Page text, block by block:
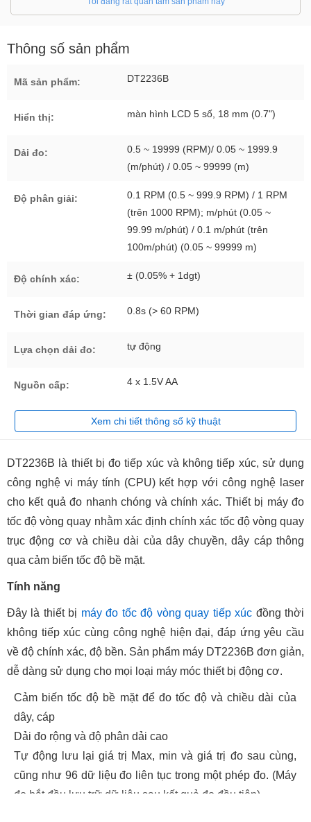
Thông số sản phẩm
Mã sản phẩm: DT2236B
Hiển thị: màn hình LCD 5 số, 18 mm (0.7")
Dải đo:
0.5 ~ 19999 (RPM)/ 0.05 ~ 1999.9
(m/phút) / 0.05 ~ 99999 (m)
Độ phân giải:
0.1 RPM (0.5 ~ 999.9 RPM) / 1 RPM
(trên 1000 RPM); m/phút (0.05 ~
99.99 m/phút) / 0.1 m/phút (trên
100m/phút) (0.05 ~ 99999 m)
Độ chính xác: ± (0.05% + 1dgt)
Thời gian đáp ứng: 0.8s (> 60 RPM)
Lựa chọn dải đo: tự động
Nguồn cấp: 4 x 1.5V AA
Xem chi tiết thông số kỹ thuật
DT2236B là thiết bị đo tiếp xúc và không tiếp xúc, sử dụng
công nghệ vi máy tính (CPU) kết hợp với công nghệ laser
cho kết quả đo nhanh chóng và chính xác. Thiết bị máy đo
tốc độ vòng quay nhằm xác định chính xác tốc độ vòng quay
trục động cơ và chiều dài của dây chuyền, dây cáp thông
qua cảm biến tốc độ bề mặt.
Tính năng
Đây là thiết bị máy đo tốc độ vòng quay tiếp xúc đồng thời
không tiếp xúc cùng công nghệ hiện đại, đáp ứng yêu cầu
về độ chính xác, độ bền. Sản phẩm máy DT2236B đơn giản,
dễ dàng sử dụng cho mọi loại máy móc thiết bị động cơ.
Cảm biến tốc độ bề mặt để đo tốc độ và chiều dài của
dây, cáp
Dải đo rộng và độ phân dải cao
Tự động lưu lại giá trị Max, min và giá trị đo sau cùng,
cũng như 96 dữ liệu đo liên tục trong một phép đo. (Máy
đo bắt đầu lưu trữ dữ liệu sau kết quả đo đầu tiên)